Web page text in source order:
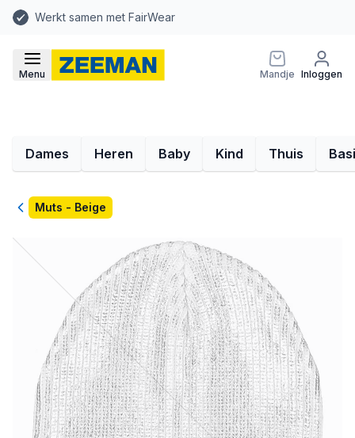
Werkt samen met FairWear
Menu Mandje Inloggen
Dames Heren Baby Kind Thuis
TerugMuts - Beige